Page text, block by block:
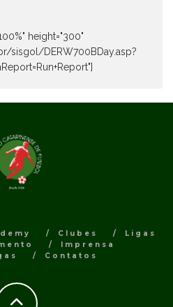
height="300"
sisgol/DERW700BDay.asp?
Clubes
Ligas
Imprensa
Contatos